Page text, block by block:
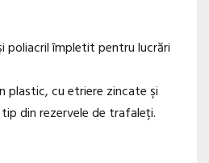
poliacril împletit pentru lucrări
plastic, cu etriere zincate şi
din rezervele de trafaleți.